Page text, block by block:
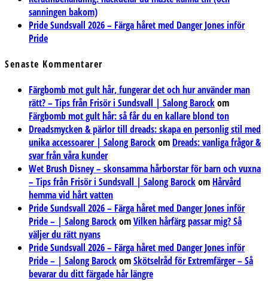
sanningen bakom)
Pride Sundsvall 2026 – Färga håret med Danger Jones inför
Pride
Senaste Kommentarer
Färgbomb mot gult hår, fungerar det och hur använder man
rätt? – Tips från Frisör i Sundsvall | Salong Barockom
Färgbomb mot gult hår: så får du en kallare blond ton
Dreadsmycken & pärlor till dreads: skapa en personlig stil med
unika accessoarer | Salong Barockom Dreads: vanliga frågor &
svar från våra kunder
Wet Brush Disney – skonsamma hårborstar för barn och vuxna
– Tips från Frisör i Sundsvall | Salong Barockom Hårvård
hemma vid hårt vatten
Pride Sundsvall 2026 – Färga håret med Danger Jones inför
Pride – | Salong BarockomVilken hårfärg passar mig? Så
väljer du rätt nyans
Pride Sundsvall 2026 – Färga håret med Danger Jones inför
Pride – | Salong BarockomSkötselråd för Extremfärger – Så
bevarar du ditt färgade hår längre